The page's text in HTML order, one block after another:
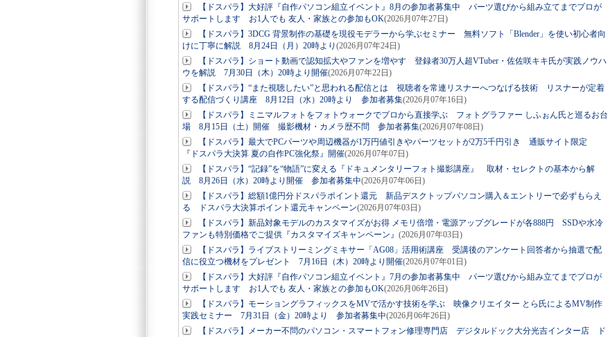
【ドスパラ】大好評『自作パソコン組立イベント』8月の参加者募集中 パーツ選びから組み立てまでプロが
サポートします お1人でも 友人・家族との参加もOK(2026月07年27日)
【ドスパラ】3DCG 背景制作の基礎を現役モデラーから学ぶセミナー 無料ソフト「Blender」を使い初心者向
けに丁寧に解説 8月24日（月）20時より (2026月07年24日)
【ドスパラ】ショート動画で認知拡大やファンを増やす 登録者30万人超VTuber・佐佐咲キキ氏が実践ノウハ
ウを解説 7月30日（木）20時より開催(2026月07年22日)
【ドスパラ】“また視聴したい”と思われる配信とは 視聴者を常連リスナーへつなげる技術 リスナーが定着
する配信づくり講座 8月12日（水）20時より 参加者募集(2026月07年16日)
【ドスパラ】ミニマルフォトをフォトウォークでプロから直接学ぶ フォトグラファー しふぉん氏と巡るお台
場 8月15日（土）開催 撮影機材・カメラ歴不問 参加者募集(2026月07年08日)
【ドスパラ】最大でPCパーツや周辺機器が1万円値引きやパーツセットが2万5千円引き 通販サイト限定
『ドスパラ大決算 夏の自作PC強化祭』開催(2026月07年07日)
【ドスパラ】“記録”を“物語”に変える『ドキュメンタリーフォト撮影講座』 取材・セレクトの基本から解
説 8月26日（水）20時より開催 参加者募集中(2026月07年06日)
【ドスパラ】総額1億円分ドスパラポイント還元 新品デスクトップパソコン購入＆エントリーで必ずもらえ
る ドスパラ大決算ポイント還元キャンペーン(2026月07年03日)
【ドスパラ】新品対象モデルのカスタマイズがお得 メモリ倍増・電源アップグレードが各888円 SSDや水冷
ファンも特別価格でご提供『カスタマイズキャンペーン』 (2026月07年03日)
【ドスパラ】ライブストリーミングミキサー「AG08」活用術講座 受講後のアンケート回答者から抽選で配
信に役立つ機材をプレゼント 7月16日（木）20時より開催(2026月07年01日)
【ドスパラ】大好評『自作パソコン組立イベント』7月の参加者募集中 パーツ選びから組み立てまでプロが
サポートします お1人でも 友人・家族との参加もOK(2026月06年26日)
【ドスパラ】モーショングラフィックスをMVで活かす技術を学ぶ 映像クリエイター とら氏によるMV制作
実践セミナー 7月31日（金）20時より 参加者募集中(2026月06年26日)
【ドスパラ】メーカー不問のパソコン・スマートフォン修理専門店 デジタルドック大分光吉インター店 ド